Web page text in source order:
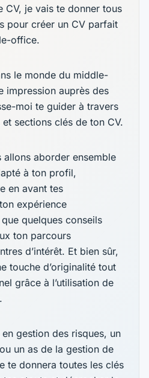
CV, je vais te donner tous
pour créer un CV parfait
office.
le monde du middle-
impression auprès des
moi te guider à travers
sections clés de ton CV.
allons aborder ensemble
à ton profil,
en avant tes
expérience
quelques conseils
ton parcours
d’intérêt. Et bien sûr,
touche d’originalité tout
grâce à l’utilisation de
gestion des risques, un
un as de la gestion de
te donnera toutes les clés